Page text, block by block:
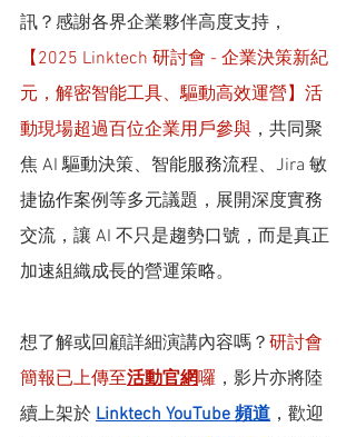
訊？感謝各界企業夥伴高度支持，
【2025 Linktech 研討會 - 企業決策新紀
元，解密智能工具、驅動高效運營】活
動現場超過百位企業用戶參與 ，共同聚
焦 AI 驅動決策、智能服務流程、Jira 敏
捷協作案例等多元議題，展開深度實務
交流，讓 AI 不只是趨勢口號，而是真正
加速組織成長的營運策略。
想了解或回顧詳細演講內容嗎？ 研討會
簡報已上傳至活動官網囉 ，影片亦將陸
續上架於 Linktech YouTube 頻道 ，歡迎